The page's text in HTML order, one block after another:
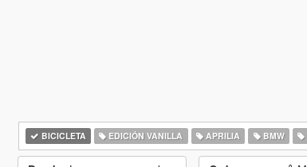
BICICLETA EDICIÓN VANILLA APRILIA BMW